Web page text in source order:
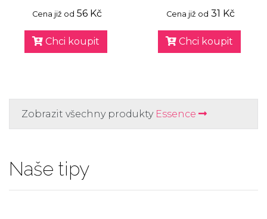
Cena již od 56 Kč
Chci koupit
Cena již od 31 Kč
Chci koupit
Zobrazit všechny produkty Essence
Naše tipy